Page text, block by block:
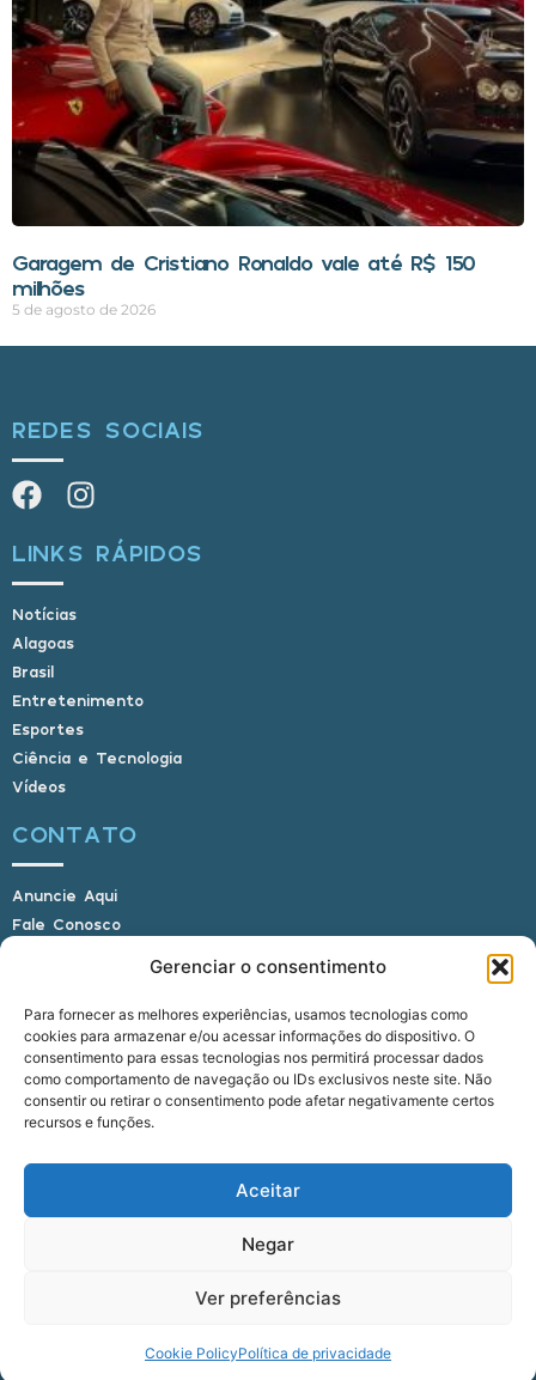
Gerenciar o consentimento
Para fornecer as melhores experiências, usamos tecnologias como
cookies para armazenar e/ou acessar informações do dispositivo. O
consentimento para essas tecnologias nos permitirá processar dados
como comportamento de navegação ou IDs exclusivos neste site. Não
consentir ou retirar o consentimento pode afetar negativamente certos
recursos e funções.
Aceitar
Negar
Ver preferências
Cookie PolicyPolítica de privacidade
Garagem de Cristiano Ronaldo vale até R$ 150
milhões
5 de agosto de 2026
REDES SOCIAIS
LINKS RÁPIDOS
Notícias
Alagoas
Brasil
Entretenimento
Esportes
Ciência e Tecnologia
Vídeos
CONTATO
Anuncie Aqui
Fale Conosco
E-mail: alagoasbrasilnoticias@gmail.com
Telefone: (82) 9 9691-0391 (Whatsapp)
Responsável Técnico: Crysthyan Carlos
Rua do Sau - Centro - Anadia - AL - CEP:
© 2022 - 2026 Alagoas Brasil Notícias. Todos os
direitos reservados.
fiveagência